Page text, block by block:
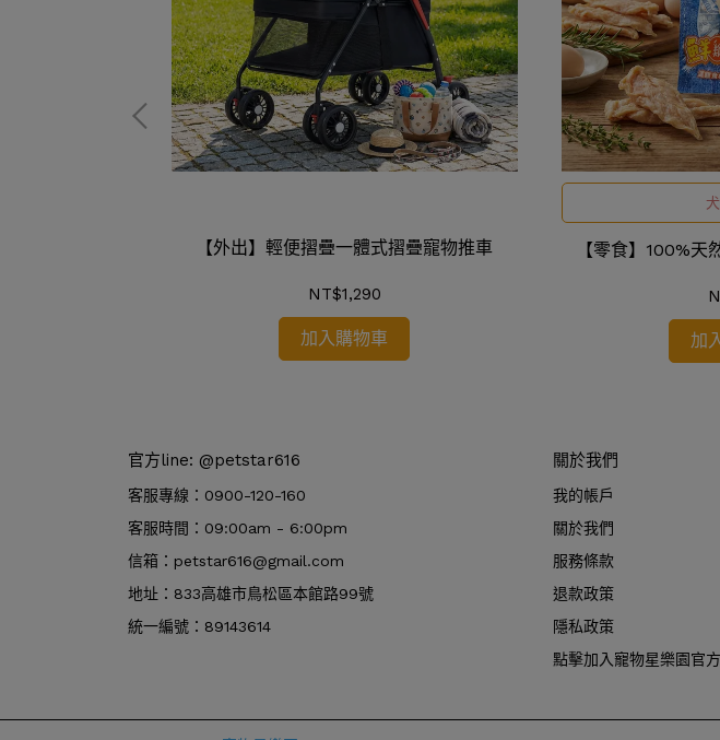
【外出】輕便摺疊一體式摺疊寵物推車
NT$1,290
加入購物車
【零食】100%天
加
官方line: @petstar616
客服專線：0900-120-160
客服時間：09:00am - 6:00pm
信箱：petstar616@gmail.com
地址：833高雄市鳥松區本館路99號
統一編號：89143614
關於我們
我的帳戶
關於我們
服務條款
退款政策
隱私政策
點擊加入寵物星樂園官